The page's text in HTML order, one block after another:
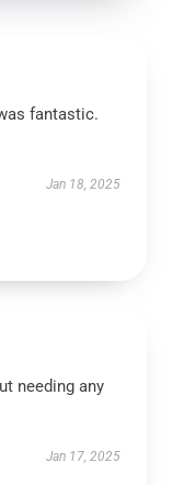
fantastic.
Jan 18, 2025
needing any
Jan 17, 2025